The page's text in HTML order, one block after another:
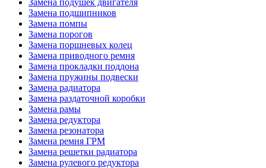
Замена подушек двигателя
Замена подшипников
Замена помпы
Замена порогов
Замена поршневых колец
Замена приводного ремня
Замена прокладки поддона
Замена пружины подвески
Замена радиатора
Замена раздаточной коробки
Замена рамы
Замена редуктора
Замена резонатора
Замена ремня ГРМ
Замена решетки радиатора
Замена рулевого редуктора